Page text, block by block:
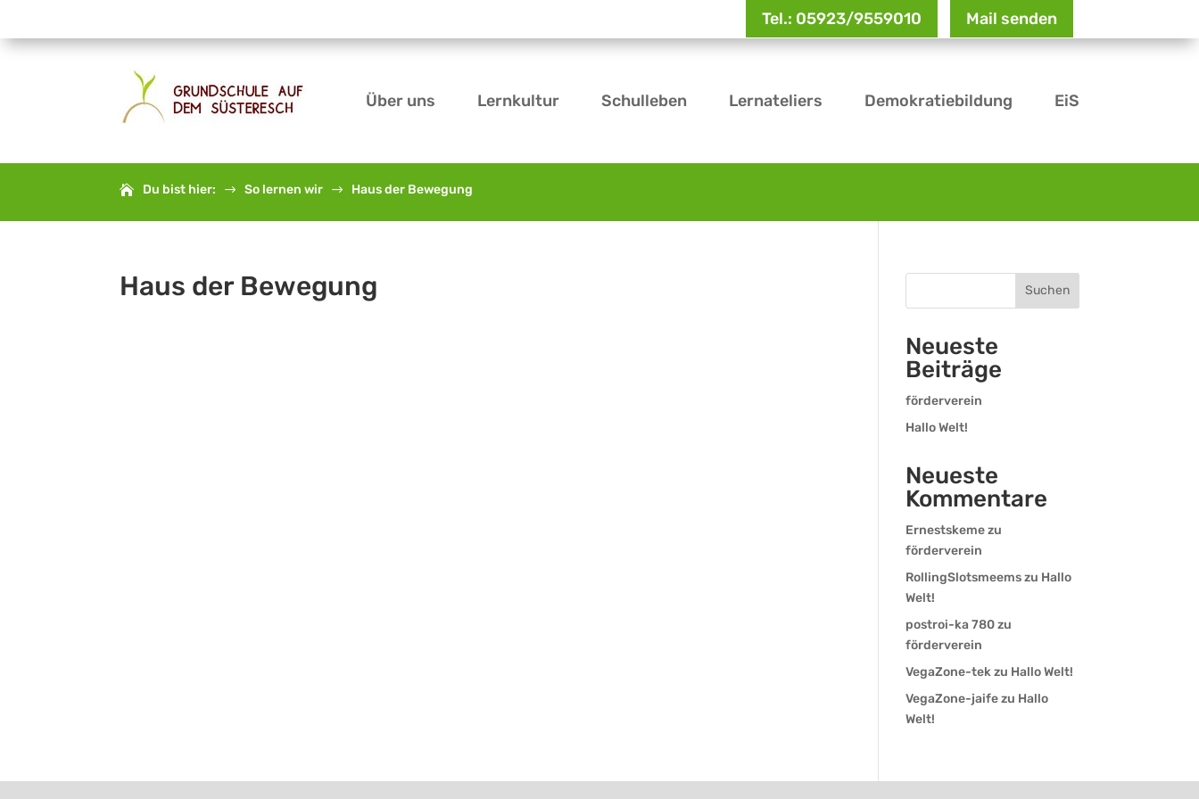
Tel.: 05923/9559010 Mail senden
Über uns Lernkultur Schulleben Lernateliers Demokratiebildung EiS
Du bist hier: $ So lernen wir $ Haus der Bewegung
Haus der Bewegung Suchen
Neueste
Beiträge
förderverein
Hallo Welt!
Neueste
Kommentare
Ernestskemezu
förderverein
RollingSlotsmeemszu Hallo
Welt!
postroi-ka 780zu
förderverein
VegaZone-tekzu Hallo Welt!
VegaZone-jaifezu Hallo
Welt!